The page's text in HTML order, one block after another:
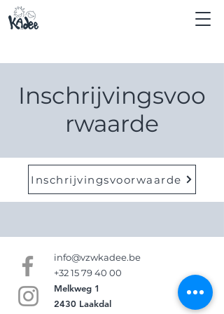
Inschrijvingsvoo
rwaarde
Inschrijvingsvoorwaarde
info@vzwkadee.be
+32 15 79 40 00
Melkweg 1
2430 Laakdal